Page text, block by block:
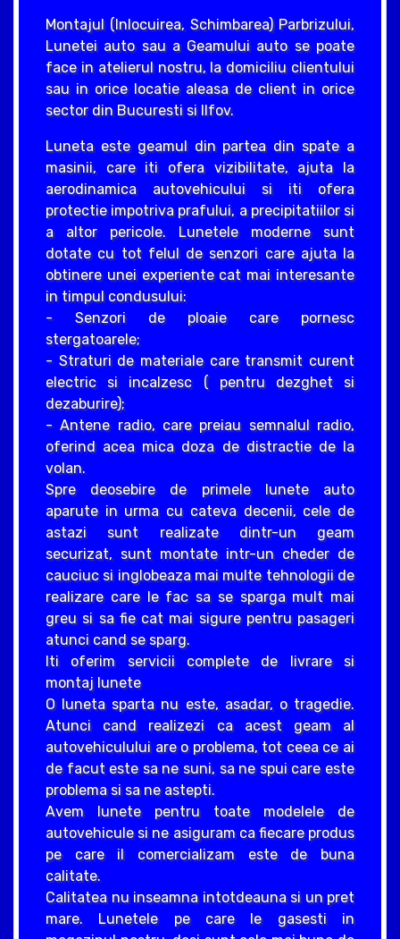
Montajul (Inlocuirea, Schimbarea) Parbrizului,
Lunetei auto sau a Geamului auto se poate
face in atelierul nostru, la domiciliu clientului
sau in orice locatie aleasa de client in orice
sector din Bucuresti si Ilfov.
Luneta este geamul din partea din spate a
masinii, care iti ofera vizibilitate, ajuta la
aerodinamica autovehicului si iti ofera
protectie impotriva prafului, a precipitatiilor si
a altor pericole. Lunetele moderne sunt
dotate cu tot felul de senzori care ajuta la
obtinere unei experiente cat mai interesante
in timpul condusului:
- Senzori de ploaie care pornesc
stergatoarele;
- Straturi de materiale care transmit curent
electric si incalzesc ( pentru dezghet si
dezaburire);
- Antene radio, care preiau semnalul radio,
oferind acea mica doza de distractie de la
volan.
Spre deosebire de primele lunete auto
aparute in urma cu cateva decenii, cele de
astazi sunt realizate dintr-un geam
securizat, sunt montate intr-un cheder de
cauciuc si inglobeaza mai multe tehnologii de
realizare care le fac sa se sparga mult mai
greu si sa fie cat mai sigure pentru pasageri
atunci cand se sparg.
Iti oferim servicii complete de livrare si
montaj lunete
O luneta sparta nu este, asadar, o tragedie.
Atunci cand realizezi ca acest geam al
autovehiculului are o problema, tot ceea ce ai
de facut este sa ne suni, sa ne spui care este
problema si sa ne astepti.
Avem lunete pentru toate modelele de
autovehicule si ne asiguram ca fiecare produs
pe care il comercializam este de buna
calitate.
Calitatea nu inseamna intotdeauna si un pret
mare. Lunetele pe care le gasesti in